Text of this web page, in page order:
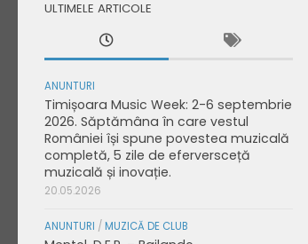
ULTIMELE ARTICOLE
ANUNTURI
Timișoara Music Week: 2-6 septembrie
2026. Săptămâna în care vestul
României își spune povestea muzicală
completă, 5 zile de eferversceță
muzicală și inovație.
20.05.2026
ANUNTURI / MUZICĂ DE CLUB